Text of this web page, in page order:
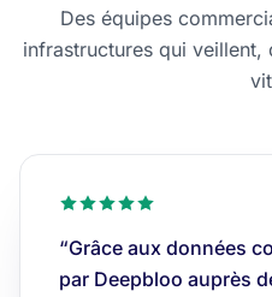
Des équipes
infrastructures qui
“Grâce aux données
par Deepbloo auprès